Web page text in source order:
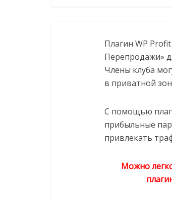
Плагин WP
Перепродажи»
Члены клуба
в приватной
С помощью
прибыльные
привлекать
Можно